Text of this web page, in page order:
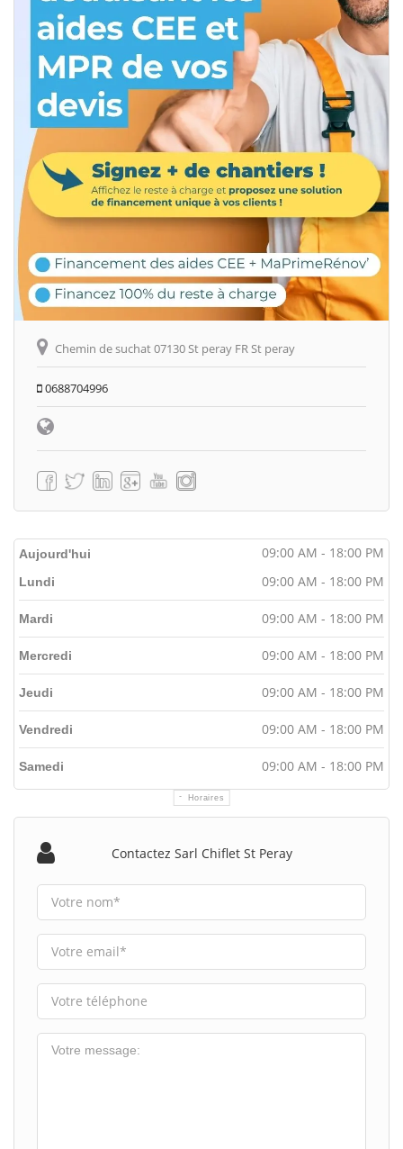
Chemin de suchat 07130 St peray FR St peray
0688704996
Aujourd'hui 09:00 AM - 18:00 PM
Horaires
Lundi 09:00 AM - 18:00 PM
Mardi 09:00 AM - 18:00 PM
Mercredi 09:00 AM - 18:00 PM
Jeudi 09:00 AM - 18:00 PM
Vendredi 09:00 AM - 18:00 PM
Samedi 09:00 AM - 18:00 PM
Contactez Sarl Chiflet St Peray